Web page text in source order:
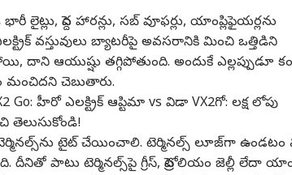
పెద్ద హారన్లు, సబ్ వూఫర్లు, యాంప్లిఫైయర్లను
వస్తువులు బ్యాటరీపై అవసరానికి మించి ఒత్తిడిని
ఆయుష్షు తగ్గిపోతుంది. అందుకే ఎల్లప్పుడూ
మంచిదని చెబుతారు.
Go: హీరో ఎలక్ట్రిక్ ఆప్టిమా vs విడా VX2గో: లక్ష లోపు
తెలుసుకోండి!
టైట్ చేయించాలి. టెర్మినల్స్ లూజ్‌గా ఉండటం
దీనితో పాటు టెర్మినల్స్‌పై గ్రీస్, పెట్రోలియం జెల్లీ లేదా
టాప్ రీల్స్
విశాఖపట్నం